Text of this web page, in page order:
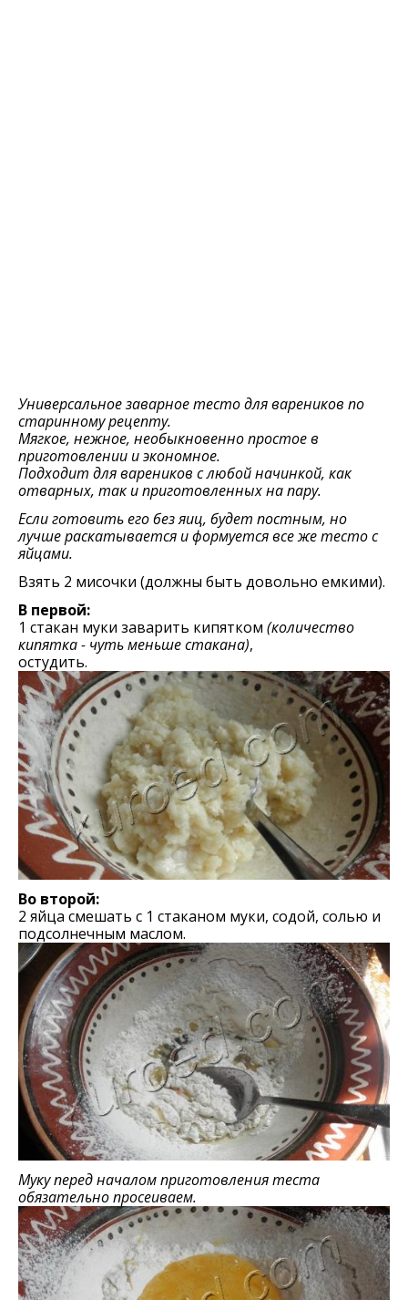
Универсальное заварное тесто для вареников по
старинному рецепту.
Мягкое, нежное, необыкновенно простое в
приготовлении и экономное.
Подходит для вареников с любой начинкой, как
отварных, так и приготовленных на пару.
Если готовить его без яиц, будет постным, но
лучше раскатывается и формуется все же тесто с
яйцами.
Взять 2 мисочки (должны быть довольно емкими).
В первой:
1 стакан муки заварить кипятком (количество
кипятка - чуть меньше стакана),
остудить.
Во второй:
2 яйца смешать с 1 стаканом муки, содой, солью и
подсолнечным маслом.
Муку перед началом приготовления теста
обязательно просеиваем.